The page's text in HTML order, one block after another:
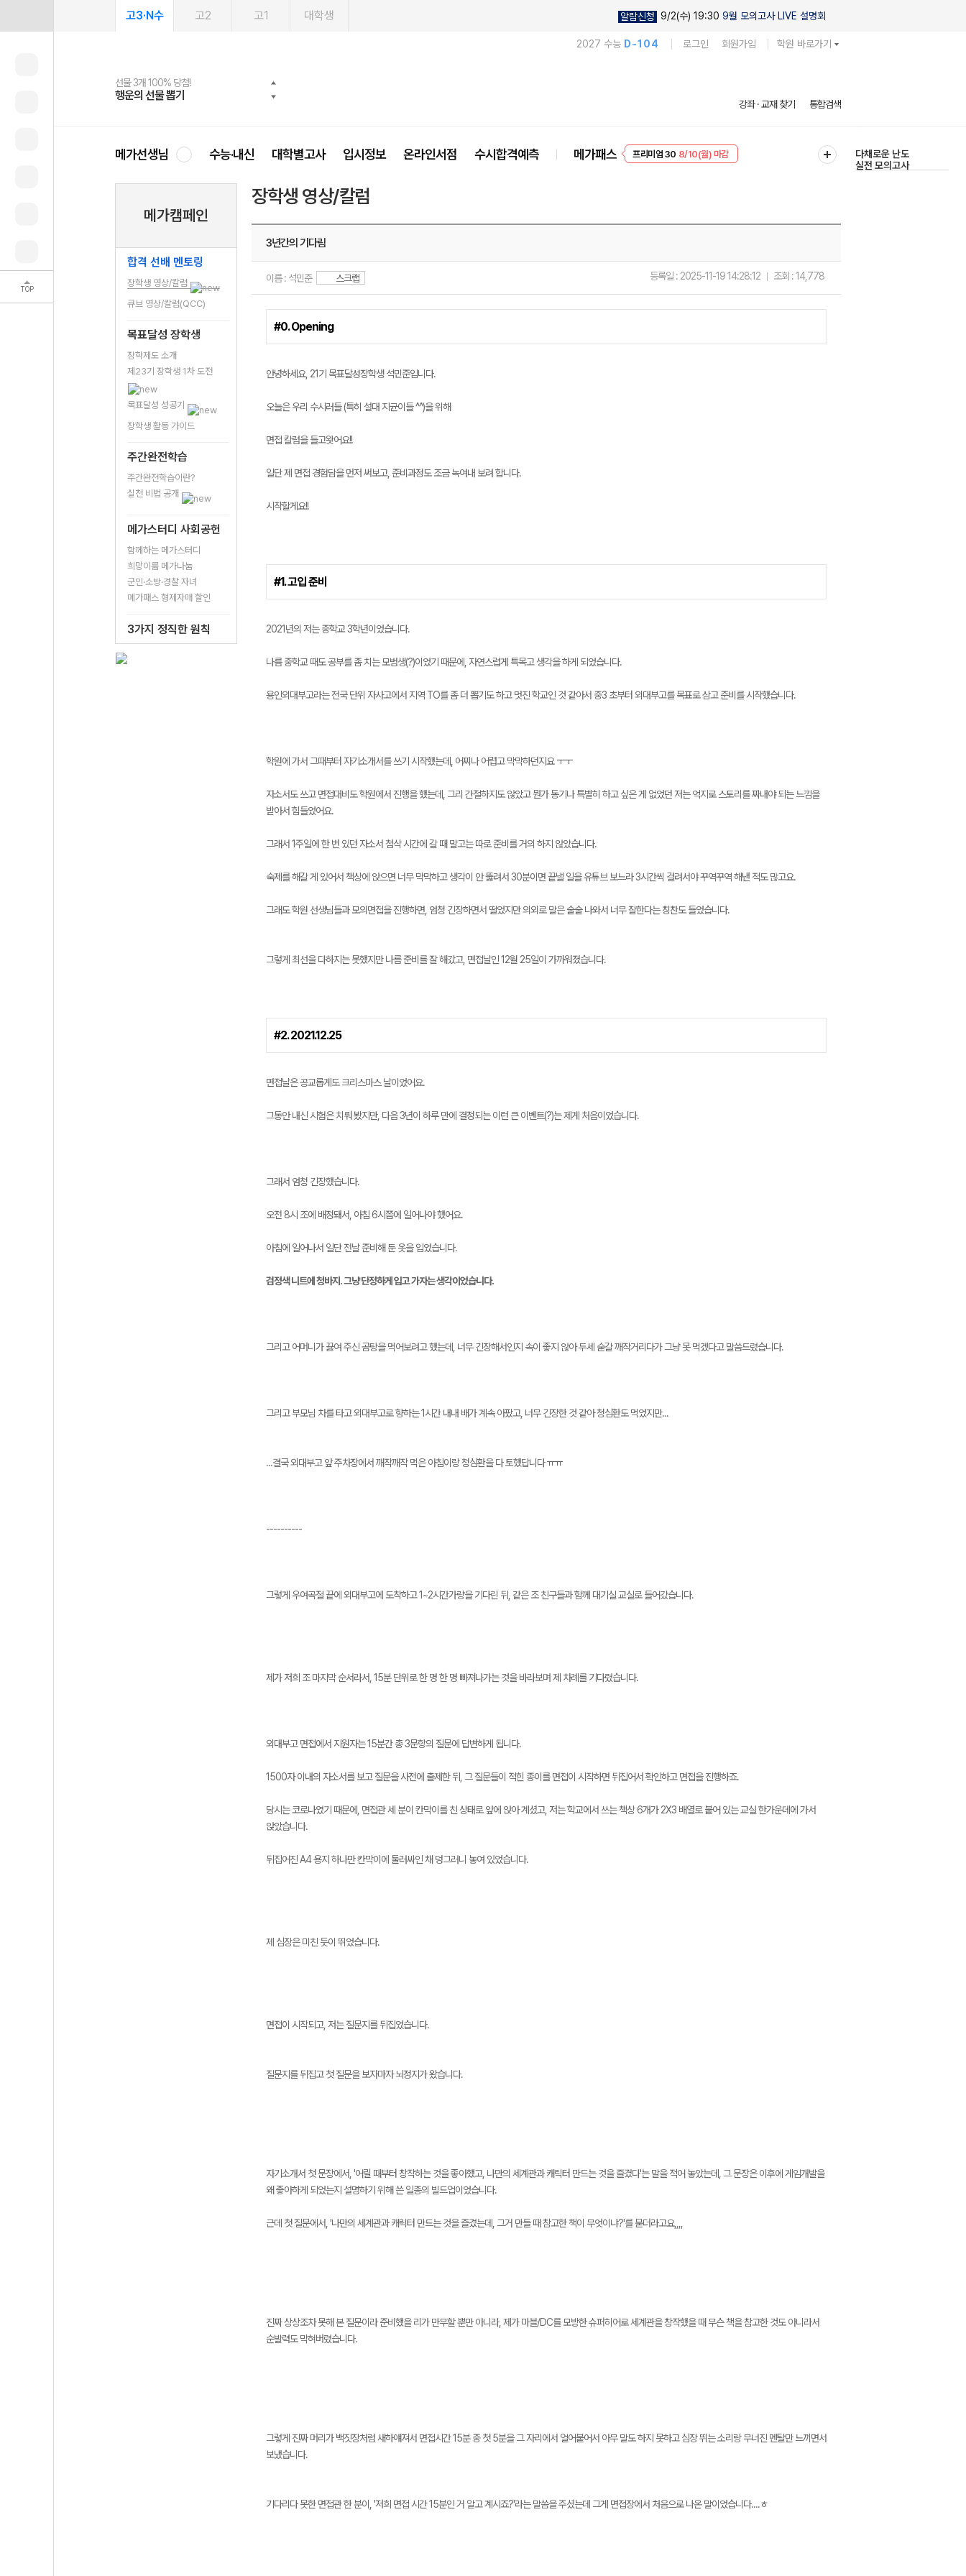
TOP
고3·N수 고2 고1 대학생 알람신청 9/2(수) 19:30 9월 모의고사 LIVE 설명회
2027 수능 D-104 로그인 회원가입 학원 바로가기
선물 3개 100% 당첨!
행운의 선물 뽑기
선물 100% 증정!
메가스터디 X 올리브
여름방학 스터디 캐시백
메가런 썸머스쿨
2027 러셀 단과
강사 공개선발
스마트러닝앱
설문 EVENT
메가패스
3일 무료 체험권
메가패스 수강생 무료혜택!
메가클럽 멤버십
사회공헌 캠페인
희망이룸 메가나눔
강좌 · 교재 찾기 통합검색
메가선생님 수능·내신 대학별고사 입시정보 온라인서점 수시합격예측 메가패스
EVENT 8/10(월) 마감
실전 모의고사
메가캠페인
합격 선배 멘토링
장학생 영상/칼럼
큐브 영상/칼럼(QCC)
목표달성 장학생
장학제도 소개
제23기 장학생 1차 도전
목표달성 성공기
장학생 활동 가이드
주간완전학습
주간완전학습이란?
실천 비법 공개
메가스터디 사회공헌
함께하는 메가스터디
희망이룸 메가나눔
군인·소방·경찰 자녀
메가패스 형제자매 할인
3가지 정직한 원칙
장학생 영상/칼럼
3년간의 기다림
이름 : 석민준 스크랩 등록일 : 2025-11-19 14:28:12 조회 :14,778
#0. Opening
안녕하세요, 21기 목표달성장학생 석민준입니다.
오늘은 우리 수시러들 (특히 설대 지균이들 ^^)을 위해
면접 칼럼을 들고왓어요!!
일단 제 면접 경험담을 먼저 써보고, 준비과정도 조금 녹여내 보려 합니다.
시작할게요!!
#1. 고입 준비
2021년의 저는 중학교 3학년이었습니다.
나름 중학교 때도 공부를 좀 치는 모범생(?)이었기 때문에, 자연스럽게 특목고 생각을 하게 되었습니다.
용인외대부고라는 전국 단위 자사고에서 지역 TO를 좀 더 뽑기도 하고 멋진 학교인 것 같아서 중3 초부터 외대부고를 목표로 삼고 준비를 시작했습니다.
학원에 가서 그때부터 자기소개서를 쓰기 시작했는데, 어찌나 어렵고 막막하던지요 ㅜㅜ
자소서도 쓰고 면접대비도 학원에서 진행을 했는데, 그리 간절하지도 않았고 뭔가 동기나 특별히 하고 싶은 게 없었던 저는 억지로 스토리를 짜내야 되는 느낌을
받아서 힘들었어요.
그래서 1주일에 한 번 있던 자소서 첨삭 시간에 갈 때 말고는 따로 준비를 거의 하지 않았습니다.
숙제를 해갈 게 있어서 책상에 앉으면 너무 막막하고 생각이 안 뚫려서 30분이면 끝낼 일을 유튜브 보느라 3시간씩 걸려서야 꾸역꾸역 해낸 적도 많고요.
그래도 학원 선생님들과 모의면접을 진행하면, 엄청 긴장하면서 떨었지만 의외로 말은 술술 나와서 너무 잘한다는 칭찬도 들었습니다.
그렇게 최선을 다하지는 못했지만 나름 준비를 잘 해갔고, 면접날인 12월 25일이 가까워졌습니다.
#2. 2021.12.25
면접날은 공교롭게도 크리스마스 날이었어요.
그동안 내신 시험은 치뤄 봤지만, 다음 3년이 하루 만에 결정되는 이런 큰 이벤트(?)는 제게 처음이었습니다.
그래서 엄청 긴장했습니다.
오전 8시 조에 배정돼서, 아침 6시쯤에 일어나야 했어요.
아침에 일어나서 일단 전날 준비해 둔 옷을 입었습니다.
검정색 니트에 청바지. 그냥 단정하게 입고 가자는 생각이었습니다.
그리고 어머니가 끓여 주신 곰탕을 먹어보려고 했는데, 너무 긴장해서인지 속이 좋지 않아 두세 숟갈 깨작거리다가 그냥 못 먹겠다고 말씀드렸습니다.
그리고 부모님 차를 타고 외대부고로 향하는 1시간 내내 배가 계속 아팠고, 너무 긴장한 것 같아 청심환도 먹었지만...
...결국 외대부고 앞 주차장에서 깨작깨작 먹은 아침이랑 청심환을 다 토했답니다 ㅠㅠ
----------
그렇게 우여곡절 끝에 외대부고에 도착하고 1~2시간가량을 기다린 뒤, 같은 조 친구들과 함께 대기실 교실로 들어갔습니다.
제가 저희 조 마지막 순서라서, 15분 단위로 한 명 한 명 빠져나가는 것을 바라보며 제 차례를 기다렸습니다.
외대부고 면접에서 지원자는 15분간 총 3문항의 질문에 답변하게 됩니다.
1500자 이내의 자소서를 보고 질문을 사전에 출제한 뒤, 그 질문들이 적힌 종이를 면접이 시작하면 뒤집어서 확인하고 면접을 진행하죠.
당시는 코로나였기 때문에, 면접관 세 분이 칸막이를 친 상태로 앞에 앉아 계셨고, 저는 학교에서 쓰는 책상 6개가 2X3 배열로 붙어 있는 교실 한가운데에 가서
앉았습니다.
뒤집어진 A4 용지 하나만 칸막이에 둘러싸인 채 덩그러니 놓여 있었습니다.
제 심장은 미친 듯이 뛰었습니다.
면접이 시작되고, 저는 질문지를 뒤집었습니다.
질문지를 뒤집고 첫 질문을 보자마자 뇌정지가 왔습니다.
자기소개서 첫 문장에서, '어릴 때부터 창작하는 것을 좋아했고, 나만의 세계관과 캐릭터 만드는 것을 즐겼다'는 말을 적어 놓았는데, 그 문장은 이후에 게임개발을
왜 좋아하게 되었는지 설명하기 위해 쓴 일종의 빌드업이었습니다.
근데 첫 질문에서, '나만의 세계관과 캐릭터 만드는 것을 즐겼는데, 그거 만들 때 참고한 책이 무엇이냐?'를 묻더라고요,,,,
진짜 상상조차 못해 본 질문이라 준비했을 리가 만무할 뿐만 아니라, 제가 마블/DC를 모방한 슈퍼히어로 세계관을 창작했을 때 무슨 책을 참고한 것도 아니라서
순발력도 막혀버렸습니다.
그렇게 진짜 머리가 백짓장처럼 새하얘져서 면접시간 15분 중 첫 5분을 그 자리에서 얼어붙어서 아무 말도 하지 못하고 심장 뛰는 소리랑 무너진 멘탈만 느끼면서
보냈습니다.
기다리다 못한 면접관 한 분이, '저희 면접 시간 15분인 거 알고 계시죠?'라는 말씀을 주셨는데 그게 면접장에서 처음으로 나온 말이었습니다....ㅎ